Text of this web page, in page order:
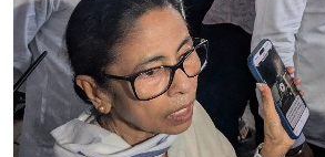
रा
ष्ट्री
य
अं